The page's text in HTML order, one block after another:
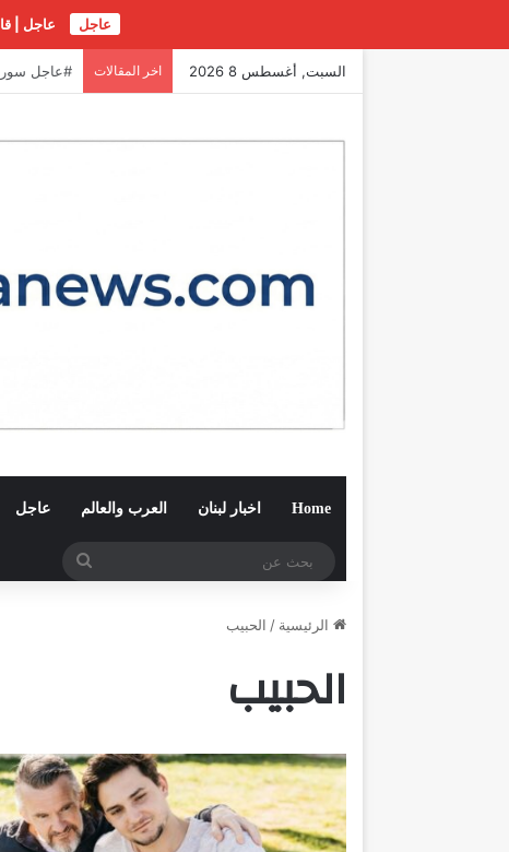
عاجل عاجل |
السبت, أغسطس 8 2026 اخر المقالات عاجل |
Home اخبار لبنان العرب والعالم عاجل
الرئيسية / الحبيب
الحبيب